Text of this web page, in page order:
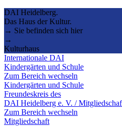
DAI Heidelberg.
Das Haus der Kultur.
→ Sie befinden sich hier
→
Kulturhaus
Internationale DAI
Kindergärten und Schule
Zum Bereich wechseln
Kindergärten und Schule
Freundeskreis des
DAI Heidelberg e. V. /
Zum Bereich wechseln
Mitgliedschaft